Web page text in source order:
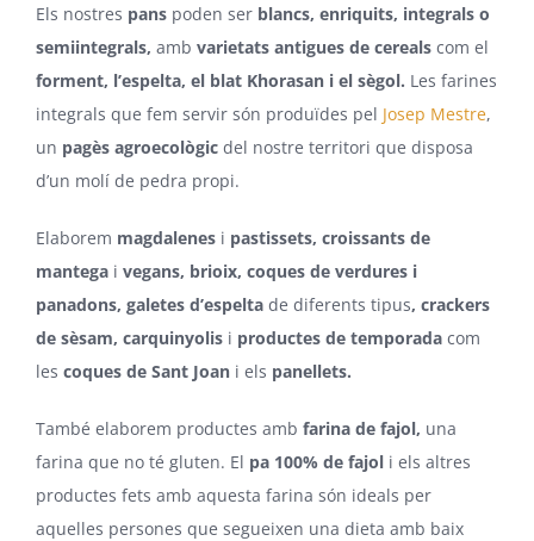
Els nostres pans poden ser blancs, enriquits, integrals o
semiintegrals, amb varietats antigues de cereals com el
forment, l’espelta, el blat Khorasan i el sègol. Les farines
integrals que fem servir són produïdes pel Josep Mestre,
un pagès agroecològic del nostre territori que disposa
d’un molí de pedra propi.
Elaborem magdalenes i pastissets, croissants de
mantega i vegans, brioix, coques de verdures i
panadons, galetes d’espelta de diferents tipus, crackers
de sèsam, carquinyolis i productes de temporada com
les coques de Sant Joan i els panellets.
També elaborem productes amb farina de fajol, una
farina que no té gluten. El pa 100% de fajol i els altres
productes fets amb aquesta farina són ideals per
aquelles persones que segueixen una dieta amb baix